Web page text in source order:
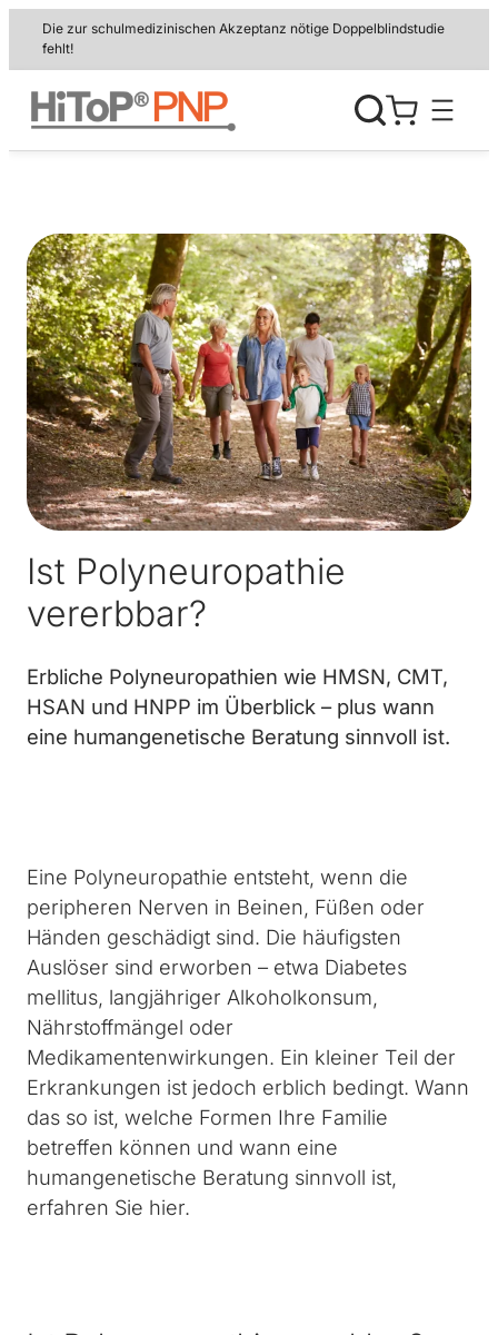
Zum
Inhalt
Die zur schulmedizinischen Akzeptanz nötige Doppelblindstudie
fehlt!
Ist Polyneuropathie
vererbbar?
Erbliche Polyneuropathien wie HMSN, CMT,
HSAN und HNPP im Überblick – plus wann
eine humangenetische Beratung sinnvoll ist.
Eine Polyneuropathie entsteht, wenn die
peripheren Nerven in Beinen, Füßen oder
Händen geschädigt sind. Die häufigsten
Auslöser sind erworben – etwa Diabetes
mellitus, langjähriger Alkoholkonsum,
Nährstoffmängel oder
Medikamentenwirkungen. Ein kleiner Teil der
Erkrankungen ist jedoch erblich bedingt. Wann
das so ist, welche Formen Ihre Familie
betreffen können und wann eine
humangenetische Beratung sinnvoll ist,
erfahren Sie hier.